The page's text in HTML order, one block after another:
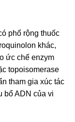
phổ rộng thuốc
khác,
ức chế enzym
topoisomerase
tham gia xúc tác
bổ ADN của vi